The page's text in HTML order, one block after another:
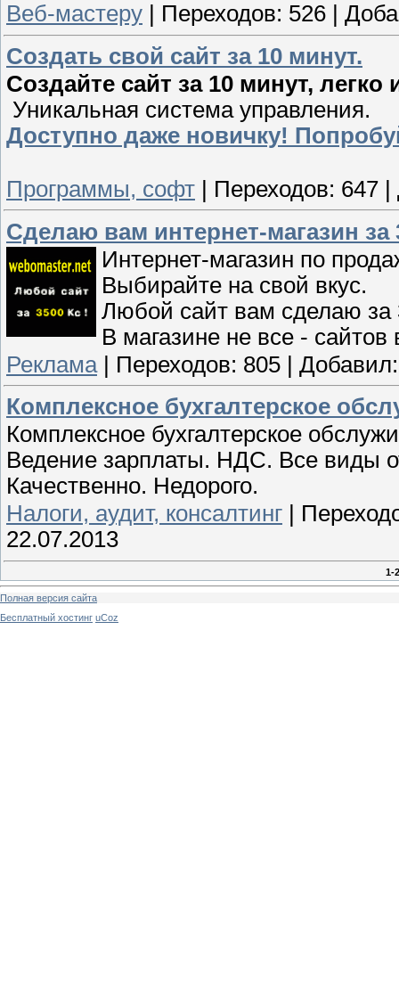
Веб-мастеру
Переходов: 526
Создать свой сайт за 10 минут.
Создайте сайт за 10 минут, легко
Уникальная система управления.
Доступно даже новичку!
Программы, софт Переходов: 647
Сделаю вам интернет-магазин за
Интернет-магазин по
Выбирайте на свой вкус.
Любой сайт вам сделаю за
В магазине не все -
Реклама| Переходов: 805 | Добавил:
Комплексное бухгалтерское
Комплексное бухгалтерское
Ведение зарплаты. НДС. Все виды
Качественно. Недорого.
Налоги, аудит, консалтинг
22.07.2013
1-
Полная версия сайта
Бесплатный хостинг uCoz